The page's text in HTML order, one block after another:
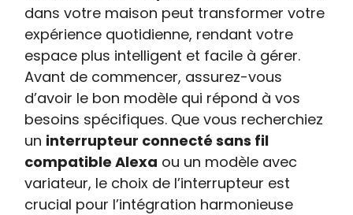
dans votre maison peut transformer votre
expérience quotidienne, rendant votre
espace plus intelligent et facile à gérer.
Avant de commencer, assurez-vous
d’avoir le bon modèle qui répond à vos
besoins spécifiques. Que vous recherchiez
un interrupteur connecté sans fil
compatible Alexa ou un modèle avec
variateur, le choix de l’interrupteur est
crucial pour l’intégration harmonieuse